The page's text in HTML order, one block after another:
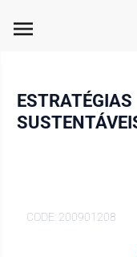
menu
CODE: 200901208